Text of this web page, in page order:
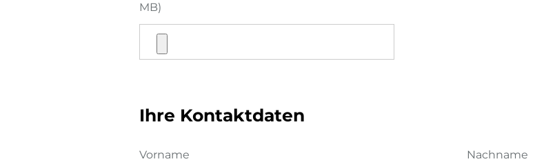
MB)
Ihre Kontaktdaten
Vorname Nachname